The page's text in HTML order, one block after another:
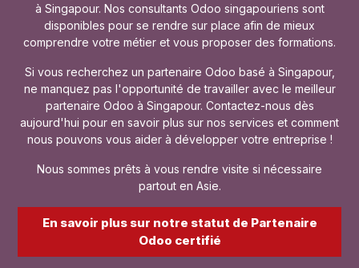
à Singapour. Nos consultants Odoo singapouriens sont
disponibles pour se rendre sur place afin de mieux
comprendre votre métier et vous proposer des formations.
Si vous recherchez un partenaire Odoo basé à Singapour,
ne manquez pas l'opportunité de travailler avec le meilleur
partenaire Odoo à Singapour. Contactez-nous dès
aujourd'hui pour en savoir plus sur nos services et comment
nous pouvons vous aider à développer votre entreprise !
Nous sommes prêts à vous rendre visite si nécessaire
partout en Asie.
En savoir plus sur notre statut de Partenaire
Odoo certifié